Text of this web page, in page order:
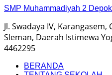
SMP Muhammadiyah 2
Jl. Swadaya IV,
Sleman, Daerah Istimewa
4462295
BERANDA